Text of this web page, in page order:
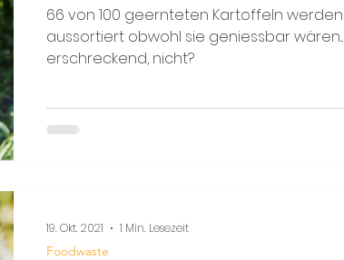
66 von 100 geernteten Kartoffeln werden
aussortiert obwohl sie geniessbar wären...
erschreckend, nicht?
Foodwaste
19. Okt. 2021 1 Min. Lesezeit